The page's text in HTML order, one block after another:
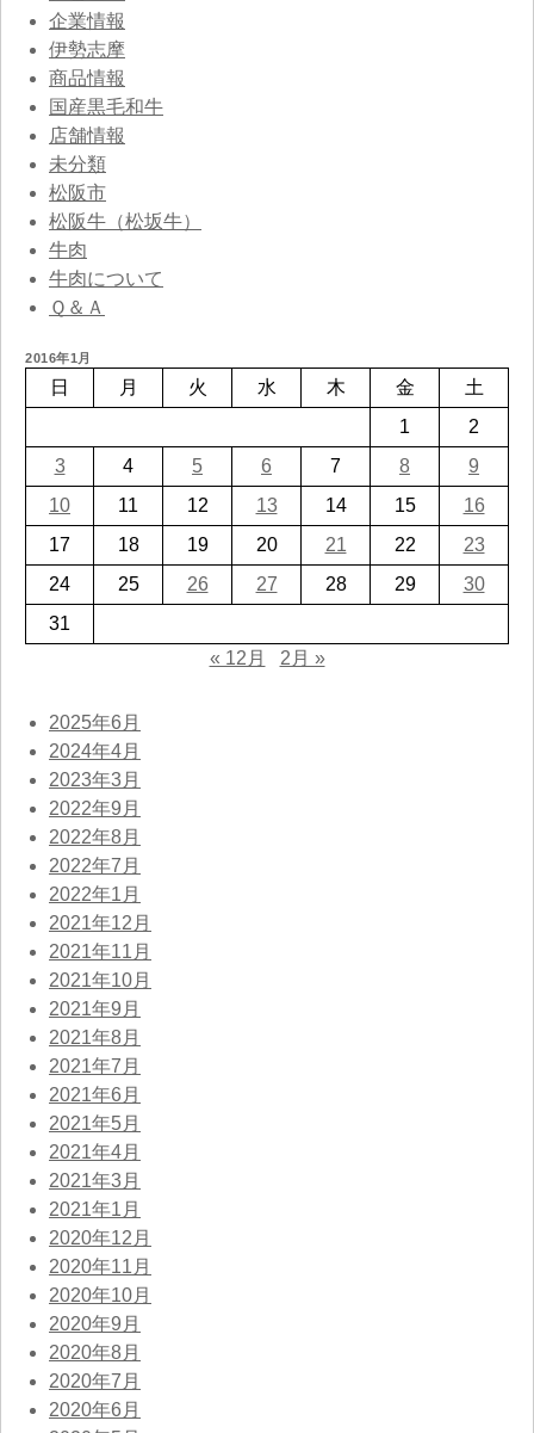
企業情報
伊勢志摩
商品情報
国産黒毛和牛
店舗情報
未分類
松阪市
松阪牛（松坂牛）
牛肉
牛肉について
Ｑ＆Ａ
2016年1月
日 月 火 水 木 金
土
1
2
3
4 5 6 7 8
9
10
11 12 13 14 15
16
17
18 19 20 21 22
23
24
25 26 27 28 29
30
31
« 12月
2月 »
2025年6月
2024年4月
2023年3月
2022年9月
2022年8月
2022年7月
2022年1月
2021年12月
2021年11月
2021年10月
2021年9月
2021年8月
2021年7月
2021年6月
2021年5月
2021年4月
2021年3月
2021年1月
2020年12月
2020年11月
2020年10月
2020年9月
2020年8月
2020年7月
2020年6月